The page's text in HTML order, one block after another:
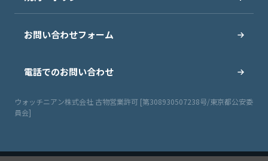
お問い合わせフォーム
電話でのお問い合わせ
ウォッチニアン株式会社 古物営業許可 [第308930507238号/東京都公安委
員会]